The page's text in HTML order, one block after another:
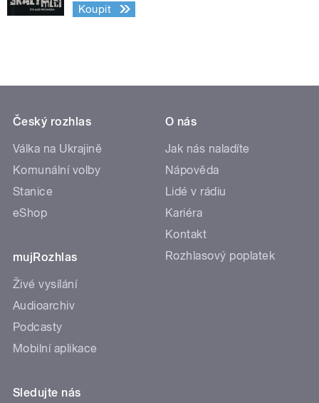
Koupit
Český rozhlas
Válka na Ukrajině
Komunální volby
Stanice
eShop
mujRozhlas
Živé vysílání
Audioarchiv
Podcasty
Mobilní aplikace
O nás
Jak nás naladíte
Nápověda
Lidé v rádiu
Kariéra
Kontakt
Rozhlasový poplatek
Sledujte nás